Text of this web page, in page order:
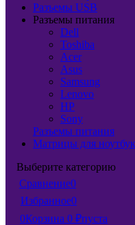
Разъемы USB
Разъемы питания
Dell
Toshiba
Acer
Asus
Samsung
Lenovo
HP
Sony
Разъемы питания
Матрицы для
Выберите категорию
Сравнение0
Избранное0
0Корзина 0 ₽пуста